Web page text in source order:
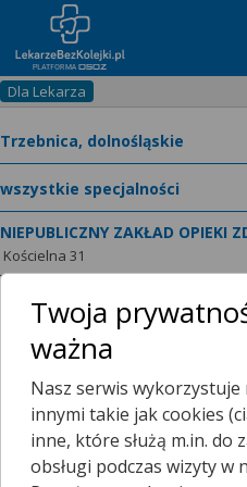
Dla Lekarza
NIEPUBLICZNY ZAKŁAD OPIEKI
Kościelna 31
Poradnie O placówce
Telefon: Wyświetl numer
telefonu do
Niebawem zamykamy08:00 -
Twoja
ważna
Nasz serwis wykorzystuje
innymi takie jak cookies
inne, które służą m.in. do
obsługi podczas wizyty w